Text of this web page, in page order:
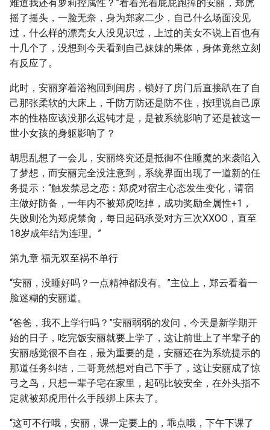
难道我还有萝莉控属性？”看着光着屁屁跑掉的安丽，郑虎
摇了摇头，一脸无奈，身为郑家二少，自己什么场面没见
过，什么样的漂亮女人没见识过，上过的美女不说上百也有
十几个了，没想到今天看到自己妹妹的果体，身体竟然立刻
有反应了。
此时，安丽穿着浴袍回到闺房，锁好了房门后直接趴在了自
己那张柔软的大床上，千防万防还是防不住，按理说自己原
本的性格应该没那么迟钝才是，是被系统影响了还是被这一
世小女孩的身躯影响了？
胡思乱想了一会儿，安丽终究还是抵御不住睡魔的来袭陷入
了梦想，而安丽完全没注意到，系统界面出现了一道新的任
务提示：“触发禁忌之恋：郑虎对宿主心态发生变化，请宿
主做好防备，一年内不被郑虎吃掉，成功奖励全属性+1，
失败则沦为郑虎禁肏，每日起码承受对方三次XXOO，直至
18岁成年结为连理。”
第九章 福无双至祸不单行
“安丽，没睡好吗？一点精神都没有。”主位上，郑云看着一
脸迷糊的安丽道。
“爸爸，我不上学行吗？”安丽弱弱的发问，今天是新学期开
始的日子，吃完饭安丽就要上学了，这让前世上了半辈子的
安丽感觉很不自在，最为重要的是，安丽还在为系统提示的
那道任务纠结，二哥竟然想对自己下手了，这让安丽成了惊
弓之鸟，只想一辈子宅在家里，起码比较安全，在外头指不
定就被郑虎用什么手段绑上床去了。
“这可不行哦，安丽，课一定要上的，乖点哦，下午下课了